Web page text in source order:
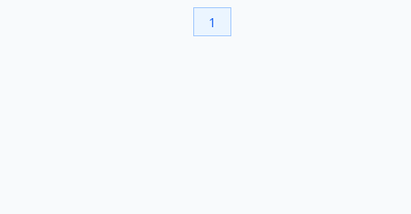
1